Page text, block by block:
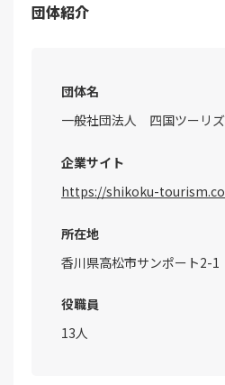
団体紹介
団体名
一般社団法人 四国ツーリ
企業サイト
https://shikoku-
所在地
香川県高松市サンポート2-
役職員
13人